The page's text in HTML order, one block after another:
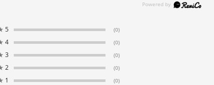
5 (0)
4 (0)
3 (0)
2 (0)
1 (0)